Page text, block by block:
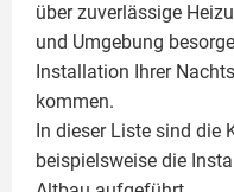
über zuverlässige
und Umgebung
Installation Ihrer
kommen.
In dieser Liste sind die
beispielsweise die